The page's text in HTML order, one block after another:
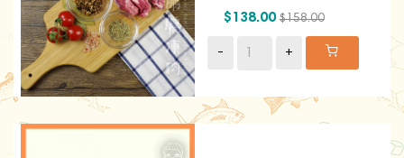
$138.00 $158.00
- +